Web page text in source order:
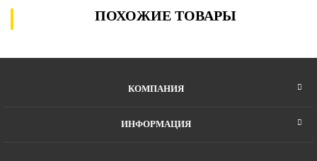
ПОХОЖИЕ ТОВАРЫ
КОМПАНИЯ
ИНФОРМАЦИЯ